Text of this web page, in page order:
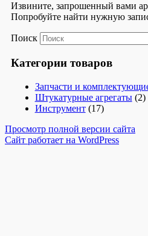
Извините, запрошенный вами
Попробуйте найти нужную
Поиск
Категории товаров
Запчасти и
Штукатурные агрегаты (2)
Инструмент (17)
Просмотр полной версии сайта
Сайт работает на WordPress